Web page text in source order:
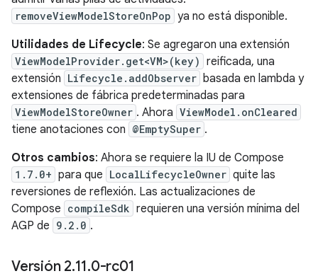
removeViewModelStoreOnPop ya no está disponible.
Utilidades de Lifecycle: Se agregaron una extensión
ViewModelProvider.get<VM>(key) reificada, una
extensión Lifecycle.addObserver basada en lambda y
extensiones de fábrica predeterminadas para
ViewModelStoreOwner . Ahora ViewModel.onCleared
tiene anotaciones con @EmptySuper .
Otros cambios: Ahora se requiere la IU de Compose
1.7.0+ para que LocalLifecycleOwner quite las
reversiones de reflexión. Las actualizaciones de
Compose compileSdk requieren una versión mínima del
AGP de 9.2.0 .
Versión 2.11.0-rc01